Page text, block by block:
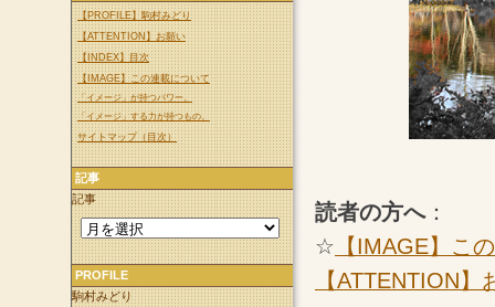
読者の方へ：
☆ 【IMAGE】こ
【ATTENTION】
【PROFILE】駒村みどり
【ATTENTION】お願い
【INDEX】目次
【IMAGE】この連載について
「イメージ」が持つパワー。
「イメージ」する力が持つもの。
サイトマップ（目次）
記事
記事
PROFILE
駒村みどり